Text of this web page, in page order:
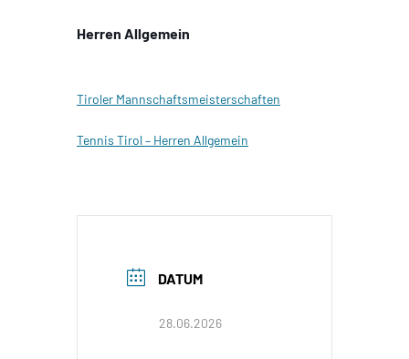
Herren Allgemein
Tiroler Mannschaftsmeisterschaften
Tennis Tirol – Herren Allgemein
DATUM
28.06.2026